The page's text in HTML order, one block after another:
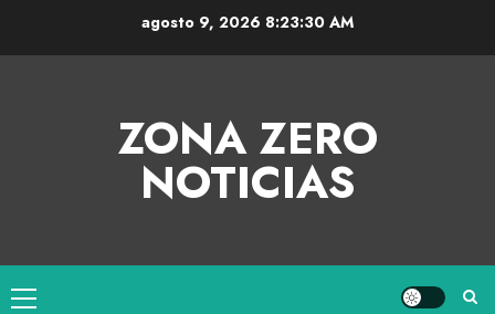
agosto 9, 2026 8:23:30 AM
ZONA ZERO
NOTICIAS